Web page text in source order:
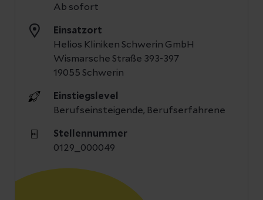
Ab sofort
Einsatzort
Helios Kliniken Schwerin GmbH
Wismarsche Straße 393-397
19055 Schwerin
Einstiegslevel
Berufseinsteigende, Berufserfahrene
Stellennummer
0129_000049